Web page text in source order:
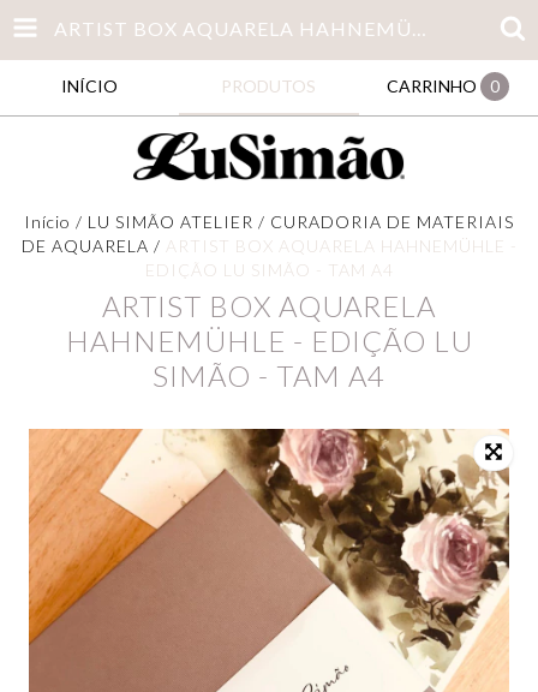
ARTIST BOX AQUARELA HAHNEMÜHLE - EDIÇÃO LU SIMÃO - TAM A4
INÍCIO PRODUTOS CARRINHO 0
Início / LU SIMÃO ATELIER / CURADORIA DE MATERIAIS
DE AQUARELA / ARTIST BOX AQUARELA HAHNEMÜHLE -
EDIÇÃO LU SIMÃO - TAM A4
ARTIST BOX AQUARELA
HAHNEMÜHLE - EDIÇÃO LU
SIMÃO - TAM A4